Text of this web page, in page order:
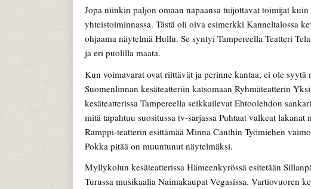
Jopa niinkin paljon omaan napaansa tuijottavat toimijat
yhteistoiminnassa. Tästä oli oiva esimerkki Kanneltalossa
ohjaama näytelmä Hullu. Se syntyi Tampereella Teatteri
ja eri puolilla maata.
Kun voimavarat ovat riittävät ja perinne kantaa, ei ole syytä
Suomenlinnan kesäteatteriin katsomaan Ryhmäteatterin
kesäteatterissa Tampereella seikkailevat Ehtoolehdon
mitä tapahtuu suositussa tv-sarjassa Puhtaat valkeat
Ramppi-teatterin esittämää Minna Canthin Työmiehen
Pokka pitää on muuntunut näytelmäksi.
Myllykolun kesäteatterissa Hämeenkyrössä esitetään
Turussa musikaalia Naimakaupat Vegasissa. Vartiovuoren